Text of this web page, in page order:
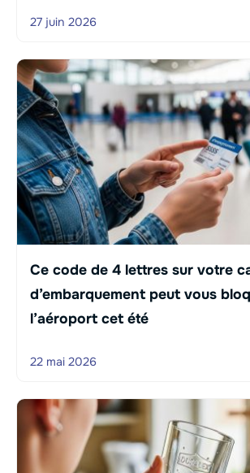
27 juin 2026
Ce code de 4 lettres sur votre
d’embarquement peut vous
l’aéroport cet été
22 mai 2026